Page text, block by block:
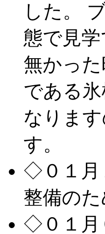
した。
態で見
無かっ
である
なりま
す。
◇０１月
整備の
◇０１